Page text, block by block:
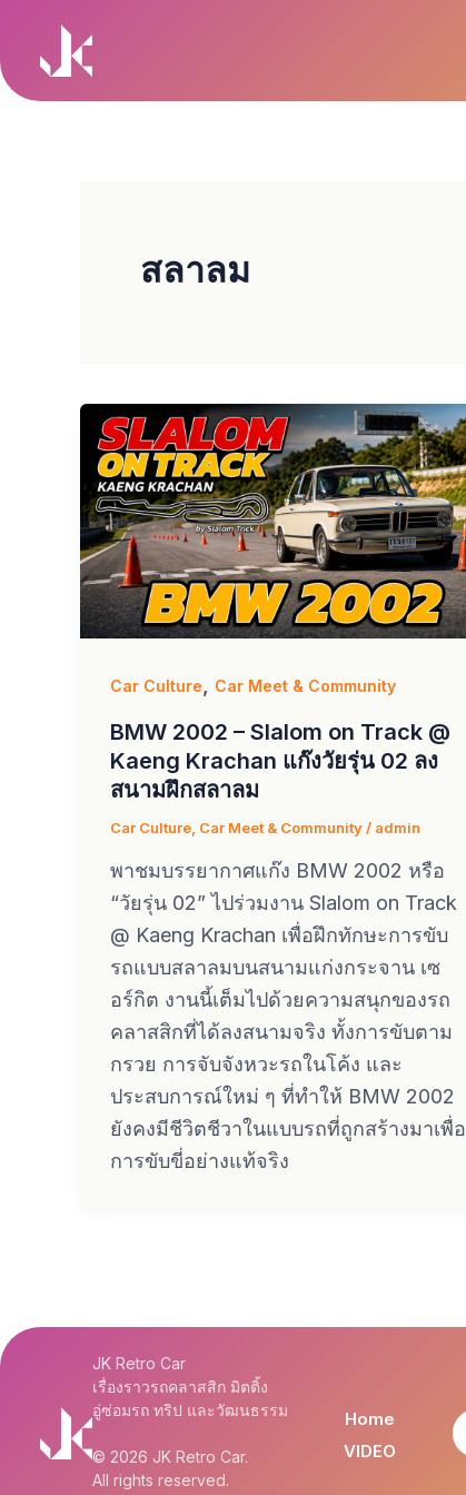
content
สลาลม
Car Culture Car Meet & Community
BMW 2002 – Slalom on Track @
Kaeng Krachan แก๊งวัยรุ่น 02 ลง
สนามฝึกสลาลม
Car Culture Car Meet & Community / admin
พาชมบรรยากาศแก๊ง BMW 2002 หรือ
“วัยรุ่น 02” ไปร่วมงาน Slalom on Track
@ Kaeng Krachan เพื่อฝึกทักษะการขับ
รถแบบสลาลมบนสนามแก่งกระจาน เซ
อร์กิต งานนี้เต็มไปด้วยความสนุกของรถ
คลาสสิกที่ได้ลงสนามจริง ทั้งการขับตาม
กรวย การจับจังหวะรถในโค้ง และ
ประสบการณ์ใหม่ ๆ ที่ทำให้ BMW 2002
ยังคงมีชีวิตชีวาในแบบรถที่ถูกสร้างมาเพื่อ
การขับขี่อย่างแท้จริง
JK Retro Car
เรื่องราวรถคลาสสิก มิตติ้ง
อู่ซ่อมรถ ทริป และวัฒนธรรม
© 2026 JK Retro Car.
All rights reserved.
Home
VIDEO